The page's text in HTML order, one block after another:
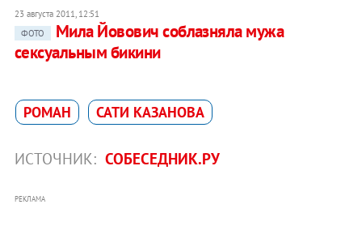
23 августа 2011, 12:51
ФОТО
Мила Йовович соблазняла мужа
сексуальным бикини
РОМАН САТИ КАЗАНОВА
ИСТОЧНИК: СОБЕСЕДНИК.РУ
РЕКЛАМА